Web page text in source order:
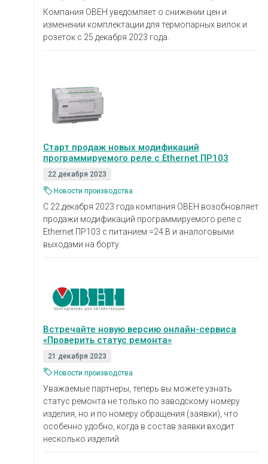
Компания ОВЕН уведомляет о снижении цен и
изменении комплектации для термопарных вилок и
розеток с 25 декабря 2023 года.
Старт продаж новых модификаций
программируемого реле с Ethernet ПР103
22 декабря 2023
Новости производства
С 22 декабря 2023 года компания ОВЕН возобновляет
продажи модификаций программируемого реле с
Ethernet ПР103 с питанием =24 В и аналоговыми
выходами на борту.
Встречайте новую версию онлайн-сервиса
«Проверить статус ремонта»
21 декабря 2023
Новости производства
Уважаемые партнеры, теперь вы можете узнать
статус ремонта не только по заводскому номеру
изделия, но и по номеру обращения (заявки), что
особенно удобно, когда в состав заявки входит
несколько изделий.